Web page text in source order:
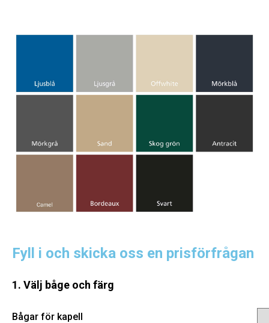
Fyll i och skicka oss en prisförfrågan
1. Välj båge och färg
Bågar för kapell